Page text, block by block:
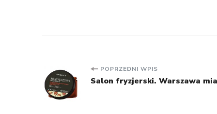
Nawigacja
wpisu
POPRZEDNI WPIS
Salon fryzjerski. Warszawa